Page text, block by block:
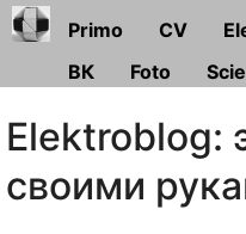
Primo CV
ВК
Foto
Elektroblog:
своими